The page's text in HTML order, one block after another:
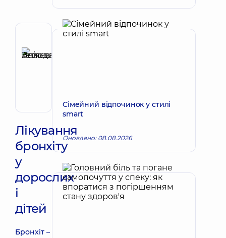
Рецензент
Ревматолог
Лікування
бронхіту
у
дорослих
і
дітей
Бронхіт –
Сімейний відпочинок у стилі
smart
Оновлено: 08.08.2026